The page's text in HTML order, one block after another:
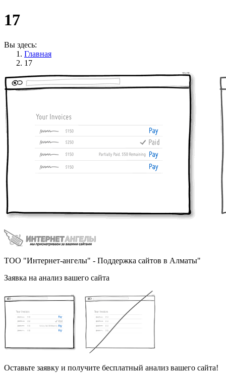
17
Вы здесь:
Главная
17
ТОО "Интернет-ангелы" - Поддержка сайтов в Алматы"
Заявка на анализ вашего сайта
Оставьте заявку и получите бесплатный анализ вашего сайта!